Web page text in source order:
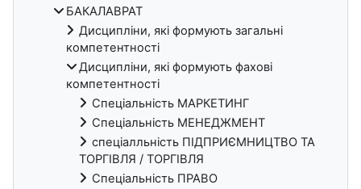
БАКАЛАВРАТ
Дисципліни, які формують загальні
компетентності
Дисципліни, які формують фахові
компетентності
Спеціальність МАРКЕТИНГ
Спеціальність МЕНЕДЖМЕНТ
спеціалльність ПІДПРИЄМНИЦТВО ТА
ТОРГІВЛЯ / ТОРГІВЛЯ
Спеціальність ПРАВО